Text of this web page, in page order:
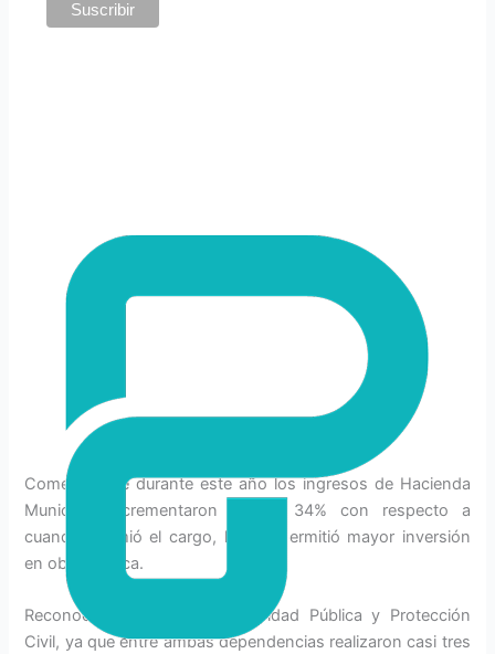
Comentó que durante este año los ingresos de Hacienda
Municipal incrementaron en un 34% con respecto a
cuando asumió el cargo, lo que permitió mayor inversión
en obra pública.
Reconoció el trabajo de Seguridad Pública y Protección
Civil, ya que entre ambas dependencias realizaron casi tres